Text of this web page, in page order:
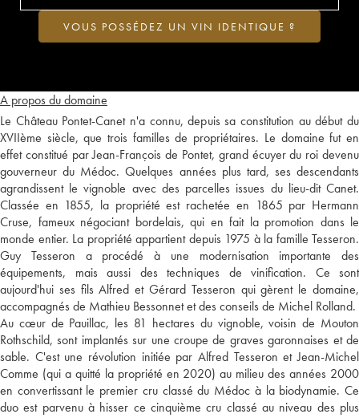
A propos du domaine
Le Château Pontet-Canet n'a connu, depuis sa constitution au début du
XVIIème siècle, que trois familles de propriétaires. Le domaine fut en
effet constitué par Jean-François de Pontet, grand écuyer du roi devenu
gouverneur du Médoc. Quelques années plus tard, ses descendants
agrandissent le vignoble avec des parcelles issues du lieu-dit Canet.
Classée en 1855, la propriété est rachetée en 1865 par Hermann
Cruse, fameux négociant bordelais, qui en fait la promotion dans le
monde entier. La propriété appartient depuis 1975 à la famille Tesseron.
Guy Tesseron a procédé à une modernisation importante des
équipements, mais aussi des techniques de vinification. Ce sont
aujourd'hui ses fils Alfred et Gérard Tesseron qui gèrent le domaine,
accompagnés de Mathieu Bessonnet et des conseils de Michel Rolland.
Au cœur de Pauillac, les 81 hectares du vignoble, voisin de Mouton
Rothschild, sont implantés sur une croupe de graves garonnaises et de
sable. C'est une révolution initiée par Alfred Tesseron et Jean-Michel
Comme (qui a quitté la propriété en 2020) au milieu des années 2000
en convertissant le premier cru classé du Médoc à la biodynamie. Ce
duo est parvenu à hisser ce cinquième cru classé au niveau des plus
VOUS POSSÉDEZ UN VIN IDENTIQUE ?